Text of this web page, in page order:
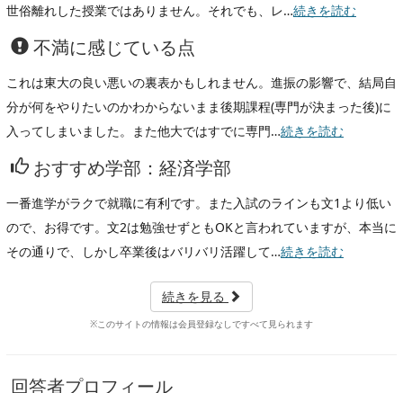
世俗離れした授業ではありません。それでも、レ…続きを読む
不満に感じている点
これは東大の良い悪いの裏表かもしれません。進振の影響で、結局自
分が何をやりたいのかわからないまま後期課程(専門が決まった後)に
入ってしまいました。また他大ではすでに専門…続きを読む
おすすめ学部：経済学部
一番進学がラクで就職に有利です。また入試のラインも文1より低い
ので、お得です。文2は勉強せずともOKと言われていますが、本当に
その通りで、しかし卒業後はバリバリ活躍して…続きを読む
続きを見る
※このサイトの情報は会員登録なしですべて見られます
回答者プロフィール